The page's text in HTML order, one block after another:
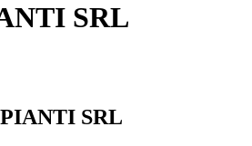
SRL
SRL